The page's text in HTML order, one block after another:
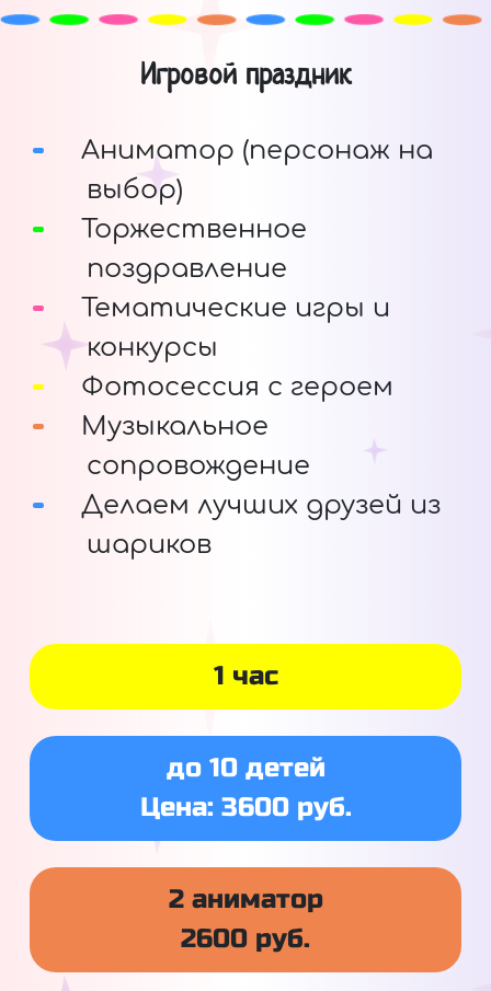
Игровой праздник
Аниматор (персонаж на
выбор)
Торжественное
поздравление
Тематические игры и
конкурсы
Фотосессия с героем
Музыкальное
сопровождение
Делаем лучших друзей из
шариков
1 час
до 10 детей
Цена: 3600 руб.
2 аниматор
2600 руб.